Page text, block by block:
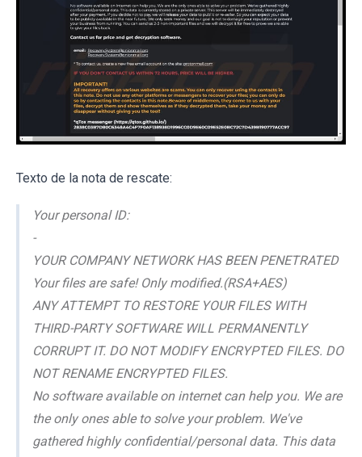
Texto de la nota de rescate:
Your personal ID:
-
YOUR COMPANY NETWORK HAS BEEN PENETRATED
Your files are safe! Only modified.(RSA+AES)
ANY ATTEMPT TO RESTORE YOUR FILES WITH
THIRD-PARTY SOFTWARE WILL PERMANENTLY
CORRUPT IT. DO NOT MODIFY ENCRYPTED FILES. DO
NOT RENAME ENCRYPTED FILES.
No software available on internet can help you. We are
the only ones able to solve your problem. We've
gathered highly confidential/personal data. This data